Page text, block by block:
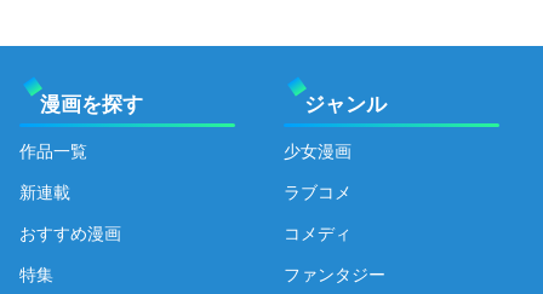
漫画を探す
作品一覧
新連載
おすすめ漫画
特集
ジャンル
少女漫画
ラブコメ
コメディ
ファンタジー